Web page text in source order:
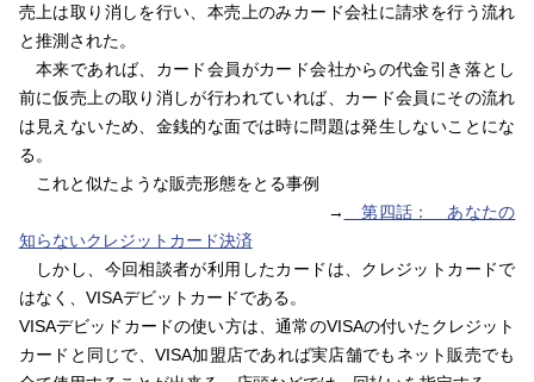
売上は取り消しを行い、本売上のみカード会社に請求を行う流れ
と推測された。
本来であれば、カード会員がカード会社からの代金引き落とし
前に仮売上の取り消しが行われていれば、カード会員にその流れ
は見えないため、金銭的な面では時に問題は発生しないことにな
る。
これと似たような販売形態をとる事例
→
第四話： あなたの
知らないクレジットカード決済
しかし、今回相談者が利用したカードは、クレジットカードで
はなく、VISAデビットカードである。
VISAデビッドカードの使い方は、通常のVISAの付いたクレジット
カードと同じで、VISA加盟店であれば実店舗でもネット販売でも